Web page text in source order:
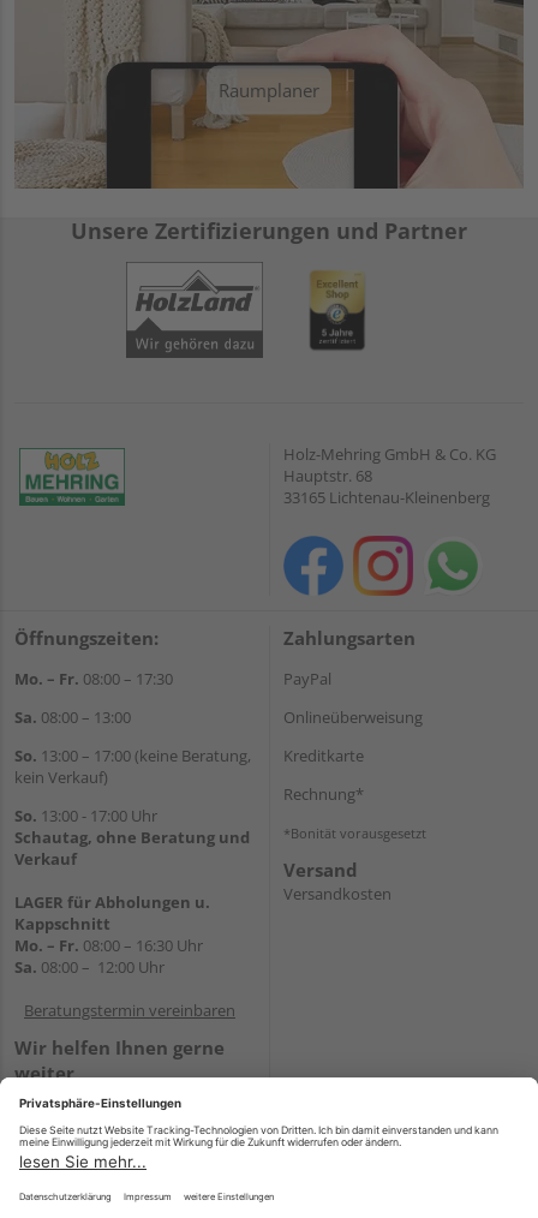
Raumplaner
Unsere Zertifizierungen und Partner
Holz-Mehring GmbH & Co. KG
Hauptstr. 68
33165 Lichtenau-Kleinenberg
Öffnungszeiten:
Mo. – Fr. 08:00 – 17:30
Sa. 08:00 – 13:00
So. 13:00 – 17:00 (keine Beratung,
kein Verkauf)
So. 13:00 - 17:00 Uhr
Schautag, ohne Beratung und
Verkauf
LAGER für Abholungen u.
Kappschnitt
Mo. – Fr. 08:00 – 16:30 Uhr
Sa. 08:00 – 12:00 Uhr
Beratungstermin vereinbaren
Wir helfen Ihnen gerne
weiter
Tel.:+49 5647 94660
WhatsApp
Zahlungsarten
PayPal
Onlineüberweisung
Kreditkarte
Rechnung*
*Bonität vorausgesetzt
Versand
Versandkosten